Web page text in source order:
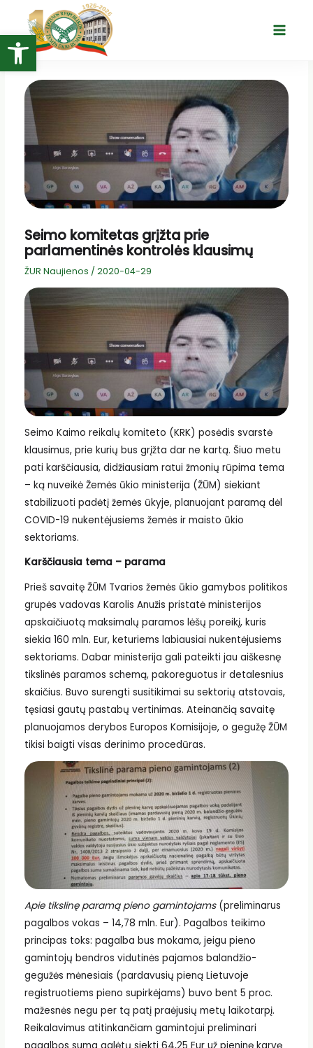
Open toolbar
turinio
Main
Seimo komitetas grįžta prie
parlamentinės kontrolės klausimų
ŽUR Naujienos / 2020-04-29
Seimo Kaimo reikalų komiteto (KRK) posėdis svarstė
klausimus, prie kurių bus grįžta dar ne kartą. Šiuo metu
pati karščiausia, didžiausiam ratui žmonių rūpima tema
– ką nuveikė Žemės ūkio ministerija (ŽŪM) siekiant
stabilizuoti padėtį žemės ūkyje, planuojant paramą dėl
COVID-19 nukentėjusiems žemės ir maisto ūkio
sektoriams.
Karščiausia tema – parama
Prieš savaitę ŽŪM Tvarios žemės ūkio gamybos politikos
grupės vadovas Karolis Anužis pristatė ministerijos
apskaičiuotą maksimalų paramos lėšų poreikį, kuris
siekia 160 mln. Eur, keturiems labiausiai nukentėjusiems
sektoriams. Dabar ministerija gali pateikti jau aiškesnę
tikslinės paramos schemą, pakoreguotus ir detalesnius
skaičius. Buvo surengti susitikimai su sektorių atstovais,
tęsiasi gautų pastabų vertinimas. Ateinančią savaitę
planuojamos derybos Europos Komisijoje, o gegužę ŽŪM
tikisi baigti visas derinimo procedūras.
Apie tikslinę paramą pieno gamintojams(preliminarus
pagalbos vokas – 14,78 mln. Eur). Pagalbos teikimo
principas toks: pagalba bus mokama, jeigu pieno
gamintojų bendros vidutinės pajamos balandžio-
gegužės mėnesiais (pardavusių pieną Lietuvoje
registruotiems pieno supirkėjams) buvo bent 5 proc.
mažesnės negu per tą patį praėjusių metų laikotarpį.
Reikalavimus atitinkančiam gamintojui preliminari